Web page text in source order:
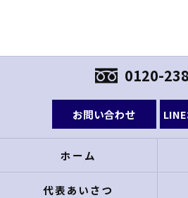
0120-
お問い合わせ
ホーム
代表あいさつ